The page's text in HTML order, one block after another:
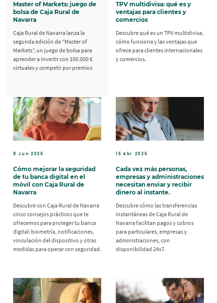
Master of Markets: juego de
bolsa de Caja Rural de
Navarra
Caja Rural de Navarra lanza la
segunda edición de “Master of
Markets”, un juego de bolsa para
aprender a invertir con 100.000 €
virtuales y competir por premios
TPV multidivisa: qué es y
ventajas para clientes y
comercios
Descubre qué es un TPV multidivisa,
cómo funciona y las ventajas que
ofrece para clientes internacionales
y comercios.
8 Jun 2026
Cómo mejorar la seguridad
de tu banca digital en el
móvil con Caja Rural de
Navarra
Descubre con Caja Rural de Navarra
cinco consejos prácticos que te
ofrecemos para proteger tu banca
digital: biometría, notificaciones,
vinculación del dispositivo y otras
medidas para operar con seguridad.
16 Abr 2026
Cada vez más personas,
empresas y administraciones
necesitan enviar y recibir
dinero al instante.
Descubre cómo las transferencias
instantáneas de Caja Rural de
Navarra facilitan pagos y cobros
para particulares, empresas y
administraciones, con
disponibilidad 24x7.